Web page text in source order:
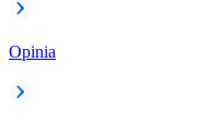
Opinia